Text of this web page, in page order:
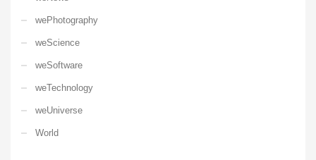
wePhotography
weScience
weSoftware
weTechnology
weUniverse
World